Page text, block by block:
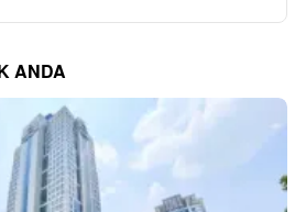
ANDA